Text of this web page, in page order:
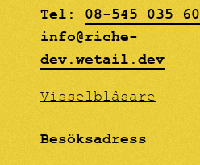
Tel: 08-545 035 60
info@riche-
dev.wetail.dev
Visselblåsare
Besöksadress